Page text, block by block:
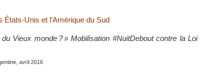
États-Unis et l’Amérique du Sud
Vieux monde ? » Mobilisation #NuitDebout contre la Loi
avril 2016